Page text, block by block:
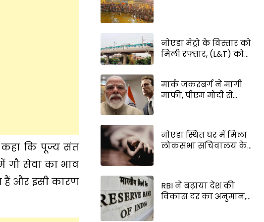
कहा कि पूज्य संत
गौ सेवा का भाव
हैं और इसी कारण
नोएडा मेट्रो के विस्तार को
मिली रफ्तार, (L&T) को
दिल्ली-ग्रेटर नोएडा की
कनेक्टिविटी होगी और
मार्क जकरबर्ग ने मांगी
माफी, पीएम मोदी से
जुड़ा मामला
नोएडा स्थित घर में मिला
लोकसभा सचिवालय के
RBI ने बढ़ाया देश की
विकास दर का अनुमान,